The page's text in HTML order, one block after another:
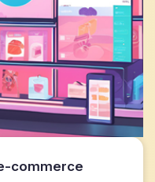
commerce